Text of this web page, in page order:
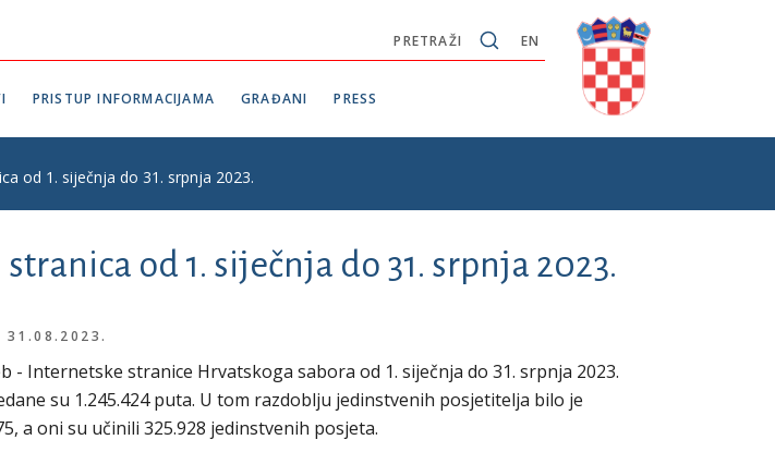
EN
PRETRAŽI
PRISTUP INFORMACIJAMA GRAĐANI PRESS
od 1. siječnja do 31. srpnja 2023.
od 1. siječnja do 31. srpnja 2023.
31.08.2023.
- Internetske stranice Hrvatskoga sabora od 1. siječnja do 31. srpnja 2023.
su 1.245.424 puta. U tom razdoblju jedinstvenih posjetitelja bilo je
a oni su učinili 325.928 jedinstvenih posjeta.